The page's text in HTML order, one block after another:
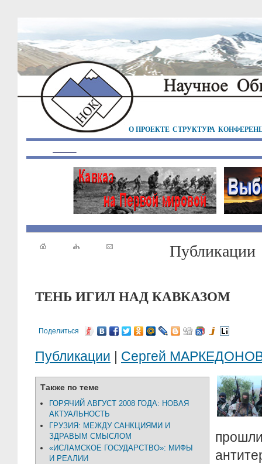
О ПРОЕКТЕ СТРУКТУРА
Публикации
ТЕНЬ ИГИЛ НАД КАВКАЗОМ
Поделиться
Публикации | Сергей
Также по теме
ГОРЯЧИЙ АВГУСТ 2008 ГОДА: НОВАЯ
АКТУАЛЬНОСТЬ
ГРУЗИЯ: МЕЖДУ САНКЦИЯМИ И
ЗДРАВЫМ СМЫСЛОМ
«ИСЛАМСКОЕ ГОСУДАРСТВО»: МИФЫ
И РЕАЛИИ